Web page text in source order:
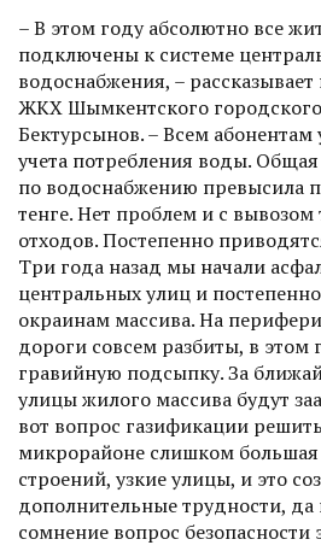
– В этом году абсолютно все
подключены к системе
водоснабжения, –
ЖКХ Шымкентского
Бектурсынов. – Всем
учета потреб­ления воды.
по водоснабжению превысила
тенге. Нет проблем и с
отходов. Постепенно
Три года назад мы начали
центральных улиц и
окраинам массива. На
дороги совсем разбиты, в этом
гравийную подсыпку. За
улицы жилого массива будут
вот вопрос газификации
микрорайоне слишком большая
строений, узкие улицы, и это
дополнительные трудности, да
сомнение вопрос безопасности